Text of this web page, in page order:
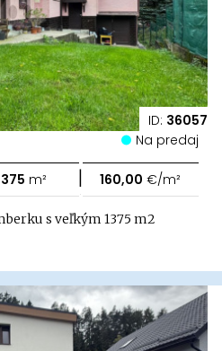
ID: 36057
Na predaj
375 m² | 160,00 €/m²
s veľkým 1375 m2